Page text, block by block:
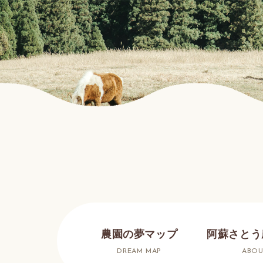
農園の夢マップ
DREAM MAP
阿蘇さと